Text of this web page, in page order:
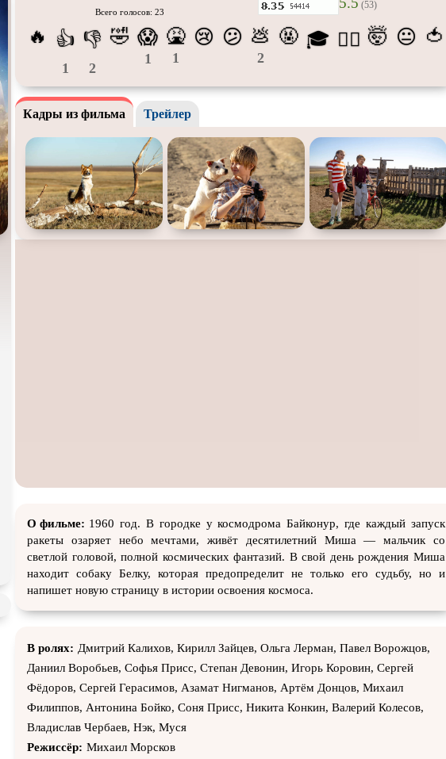
Про богов Про богатых
Про ведьм Про викингов Про выживание
Про животных
Про космос Про любовь Про маньяков исерийных
убийц
Про оборотней Про пиратов Про подростков
Про роботов Про рыцарей Про самолёты
Про снайперов Про супергероев Про танки
Всего голосов: 23
(53)
🔥 👍
1
👎
2
🤣 😱
1
🤮
1
😢 😕 💩
2
🤬 🎓 😵‍💫 🤯 😐 🍅
Кадры из фильма Трейлер
О фильме: 1960 год. В городке у космодрома Байконур, где каждый запуск
ракеты озаряет небо мечтами, живёт десятилетний Миша — мальчик со
светлой головой, полной космических фантазий. В свой день рождения Миша
находит собаку Белку, которая предопределит не только его судьбу, но и
напишет новую страницу в истории освоения космоса.
В ролях: Дмитрий Калихов, Кирилл Зайцев, Ольга Лерман, Павел Ворожцов,
Даниил Воробьев, Софья Присс, Степан Девонин, Игорь Коровин, Сергей
Фёдоров, Сергей Герасимов, Азамат Нигманов, Артём Донцов, Михаил
Филиппов, Антонина Бойко, Соня Присс, Никита Конкин, Валерий Колесов,
Владислав Чербаев, Нэк, Муся
Режиссёр: Михаил Морсков